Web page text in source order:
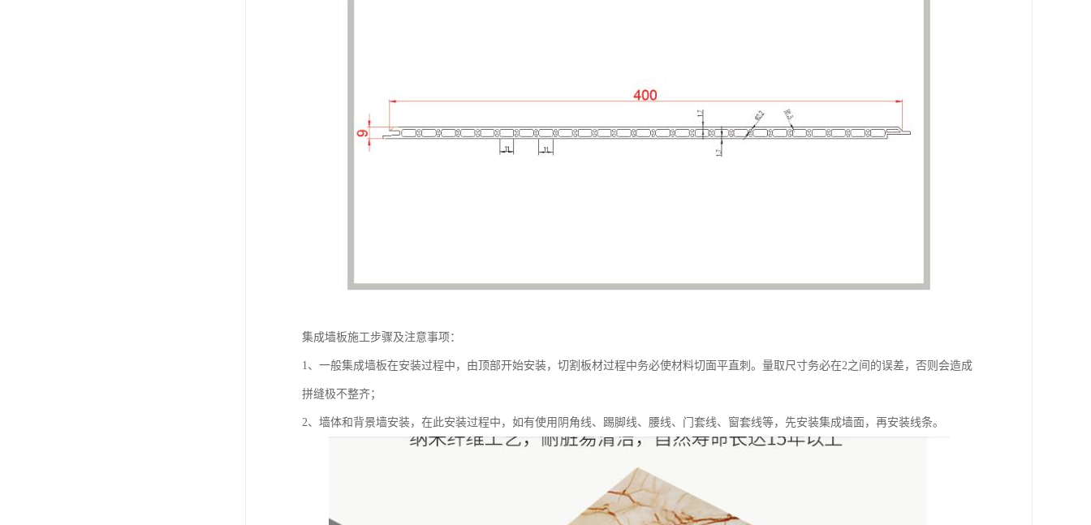
集成墙板施工步骤及注意事项：
1、一般集成墙板在安装过程中，由顶部开始安装，切割板材过程中务必使材料切面平直刺。量取尺寸务必在2之间的误差，否则会造成
拼缝极不整齐；
2、墙体和背景墙安装，在此安装过程中，如有使用阴角线、踢脚线、腰线、门套线、窗套线等，先安装集成墙面，再安装线条。